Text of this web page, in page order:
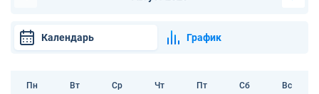
Календарь График
Пн Вт Ср Чт Пт Сб Вс